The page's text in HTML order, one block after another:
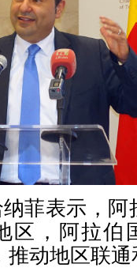
表示，阿
区，阿拉伯
推动地区联